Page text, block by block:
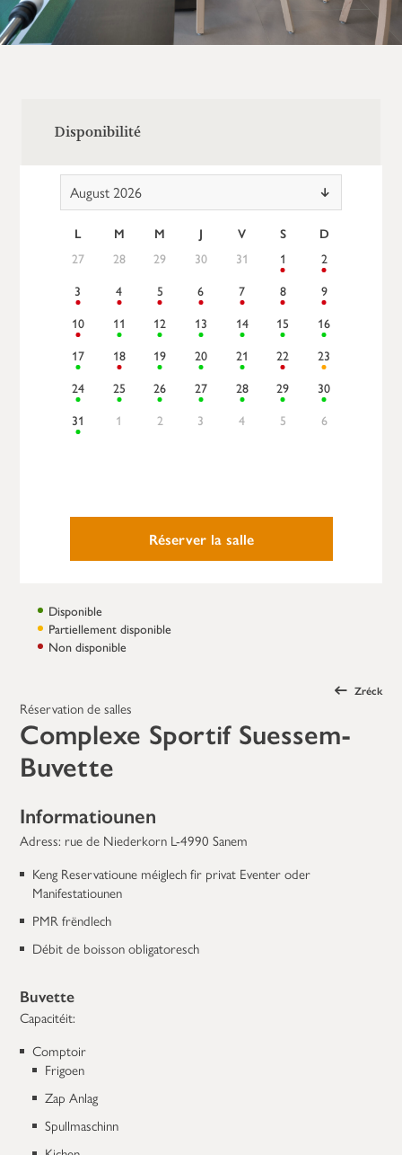
Disponibilité
August 2026
L M M J V S
D
27
28 29 30 31 1
2
3
4 5 6 7 8
9
10
11 12 13 14 15
16
17
18 19 20 21 22
23
24
25 26 27 28 29
30
31
1 2 3 4 5 6
Réserver la salle
Disponible
Partiellement disponible
Non disponible
Zréck
Réservation de salles
Complexe Sportif Suessem-
Buvette
Informatiounen
Adress: rue de Niederkorn L-4990 Sanem
Keng Reservatioune méiglech fir privat Eventer oder
Manifestatiounen
PMR frëndlech
Débit de boisson obligatoresch
Buvette
Capacitéit:
Comptoir
Frigoen
Zap Anlag
Spullmaschinn